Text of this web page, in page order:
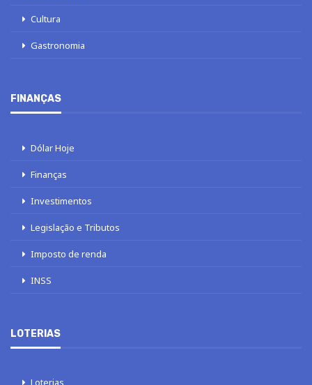
Cultura
Gastronomia
FINANÇAS
Dólar Hoje
Finanças
Investimentos
Legislação e Tributos
Imposto de renda
INSS
LOTERIAS
Loterias